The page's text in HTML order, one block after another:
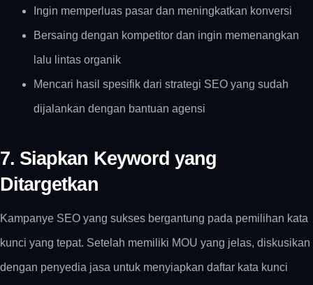
Ingin memperluas pasar dan meningkatkan konversi
Bersaing dengan kompetitor dan ingin memenangkan
lalu lintas organik
Mencari hasil spesifik dari strategi SEO yang sudah
dijalankan dengan bantuan agensi
7. Siapkan Keyword yang
Ditargetkan
Kampanye SEO yang sukses bergantung pada pemilihan kata
kunci yang tepat. Setelah memiliki MOU yang jelas, diskusikan
dengan penyedia jasa untuk menyiapkan daftar kata kunci